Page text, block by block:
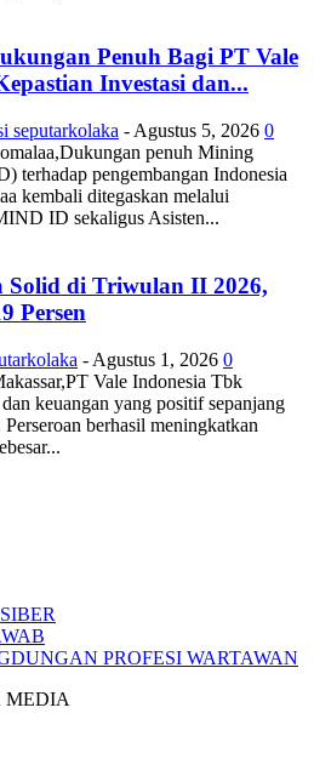
Penuh Bagi PT Vale
Investasi dan...
seputarkolaka - Agustus 5, 2026 0
penuh Mining
terhadap pengembangan Indonesia
kembali ditegaskan melalui
ID sekaligus Asisten...
Solid di Triwulan II 2026,
Persen
- Agustus 1, 2026 0
Vale Indonesia Tbk
keuangan yang positif sepanjang
berhasil meningkatkan
PROFESI WARTAWAN
MEDIA